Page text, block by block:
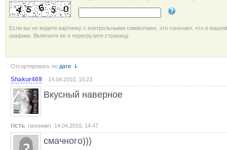
Если вы не видите картинку с контрольными символами, это означает, что в
графики. Включите ее и перегрузите страницу.
Отсортировать по дате
Shakur469 14.04.2010, 15:23
Вкусный наверное
гість (аноним) 14.04.2010, 14:47
смачного)))